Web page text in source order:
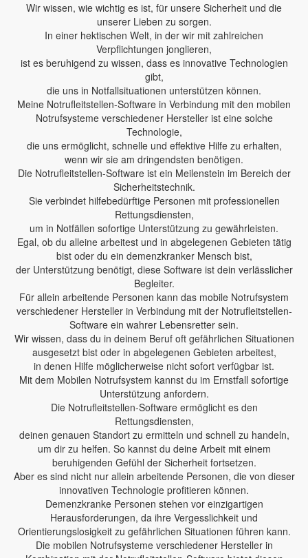
Wir wissen, wie wichtig es ist, für unsere Sicherheit und die
unserer Lieben zu sorgen.
In einer hektischen Welt, in der wir mit zahlreichen
Verpflichtungen jonglieren,
ist es beruhigend zu wissen, dass es innovative Technologien
gibt,
die uns in Notfallsituationen unterstützen können.
Meine Notrufleitstellen-Software in Verbindung mit den mobilen
Notrufsysteme verschiedener Hersteller ist eine solche
Technologie,
die uns ermöglicht, schnelle und effektive Hilfe zu erhalten,
wenn wir sie am dringendsten benötigen.
Die Notrufleitstellen-Software ist ein Meilenstein im Bereich der
Sicherheitstechnik.
Sie verbindet hilfebedürftige Personen mit professionellen
Rettungsdiensten,
um in Notfällen sofortige Unterstützung zu gewährleisten.
Egal, ob du alleine arbeitest und in abgelegenen Gebieten tätig
bist oder du ein demenzkranker Mensch bist,
der Unterstützung benötigt, diese Software ist dein verlässlicher
Begleiter.
Für allein arbeitende Personen kann das mobile Notrufsystem
verschiedener Hersteller in Verbindung mit der Notrufleitstellen-
Software ein wahrer Lebensretter sein.
Wir wissen, dass du in deinem Beruf oft gefährlichen Situationen
ausgesetzt bist oder in abgelegenen Gebieten arbeitest,
in denen Hilfe möglicherweise nicht sofort verfügbar ist.
Mit dem Mobilen Notrufsystem kannst du im Ernstfall sofortige
Unterstützung anfordern.
Die Notrufleitstellen-Software ermöglicht es den
Rettungsdiensten,
deinen genauen Standort zu ermitteln und schnell zu handeln,
um dir zu helfen. So kannst du deine Arbeit mit einem
beruhigenden Gefühl der Sicherheit fortsetzen.
Aber es sind nicht nur allein arbeitende Personen, die von dieser
innovativen Technologie profitieren können.
Demenzkranke Personen stehen vor einzigartigen
Herausforderungen, da ihre Vergesslichkeit und
Orientierungslosigkeit zu gefährlichen Situationen führen kann.
Die mobilen Notrufsysteme verschiedener Hersteller in